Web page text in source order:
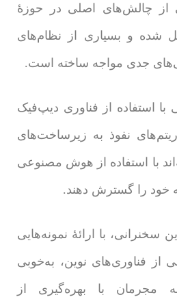
از چالش‌های اصلی در حوزۀ
شده و بسیاری از نظام‌های
جدی مواجه ساخته است.
با استفاده از فناوری دیپ‌فیک
نفوذ به زیرساخت‌های
با استفاده از هوش مصنوعی
خود را گسترش دهند.
سخنرانی، با ارائۀ نمونه‌هایی
از فناوری‌های نوین، به‌خوبی
مجرمان با بهره‌گیری از